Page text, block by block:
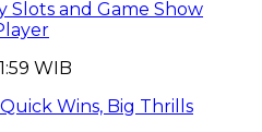
Slots and Game Show
WIB
Wins, Big Thrills